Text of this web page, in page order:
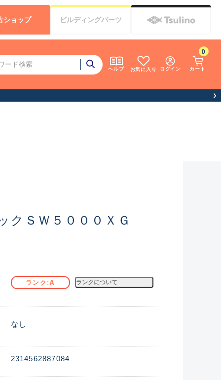
ヘルプ お気に入り ログイン カート
0
ショップ ビルディングパーツ
クＳＷ５０００ＸＧ
ランク A ランクについて
なし
2314562887084